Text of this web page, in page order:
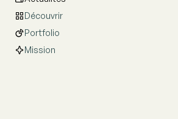
Découvrir
Portfolio
Mission